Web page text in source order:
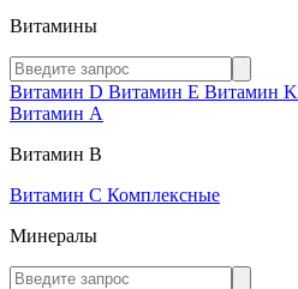
Витамины
Витамин D Витамин E Витамин K
Витамин А
Витамин В
Витамин C Комплексные
Минералы